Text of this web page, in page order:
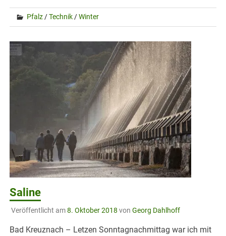
Pfalz /Technik /Winter
Saline
Veröffentlicht am8. Oktober 2018 von Georg Dahlhoff
Bad Kreuznach – Letzen Sonntagnachmittag war ich mit